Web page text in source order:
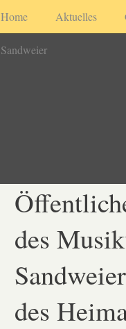
Home Aktuelles
Sandweier
des
des